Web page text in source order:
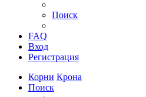
Поиск
FAQ
Вход
Регистрация
Корни Крона
Поиск